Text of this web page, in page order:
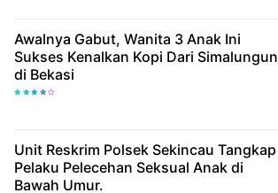
Awalnya Gabut, Wanita 3 Anak Ini
Sukses Kenalkan Kopi Dari Simalungun
di Bekasi
Unit Reskrim Polsek Sekincau Tangkap
Pelaku Pelecehan Seksual Anak di
Bawah Umur.